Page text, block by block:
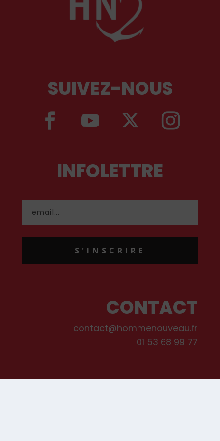
SUIVEZ-NOUS
INFOLETTRE
S'INSCRIRE
CONTACT
contact@hommenouveau.fr
01 53 68 99 77